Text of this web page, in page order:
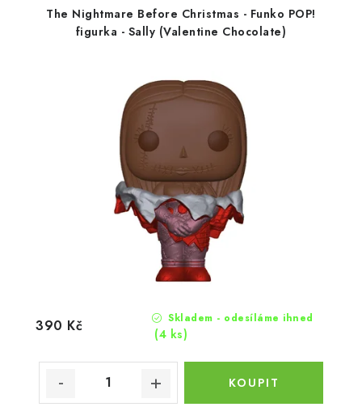
The Nightmare Before Christmas - Funko POP!
figurka - Sally (Valentine Chocolate)
Skladem - odesíláme ihned
(4 ks)
390 Kč